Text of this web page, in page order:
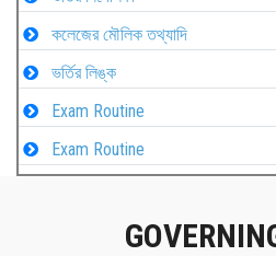
কলেজের মৌলিক তথ্যাদি
ভর্তির লিঙ্ক
Exam Routine
Exam Routine